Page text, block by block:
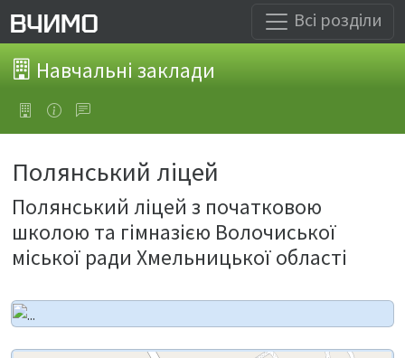
Всі розділи
Навчальні заклади
Полянський ліцей
Полянський ліцей з початковою
школою та гімназією Волочиської
міської ради Хмельницької області